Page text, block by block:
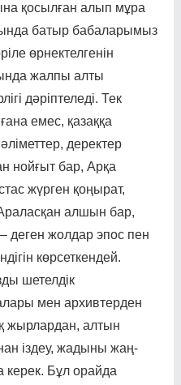
қосылған алып мұра
батыр бабаларымыз
өрнектелгенін
жалпы алты
дәріптеледі. Тек
емес, қазаққа
деректер
нойғыт бар, Арқа
жүрген қоңырат,
алшын бар,
деген жолдар эпос пен
көрсет­кендей.
шетелдік
мен архивтерден
жырлардан, алтын
іздеу, жадыны жаң­
керек. Бұл орайда